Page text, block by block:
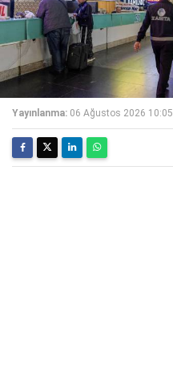
Yayınlanma: 06 Ağustos 2026 10:05